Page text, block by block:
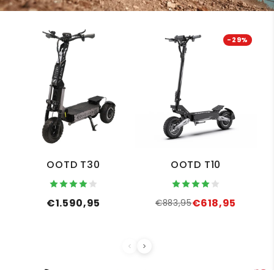
OOTD T30
€1.590,95
-29%
OOTD T10
€883,95€618,95